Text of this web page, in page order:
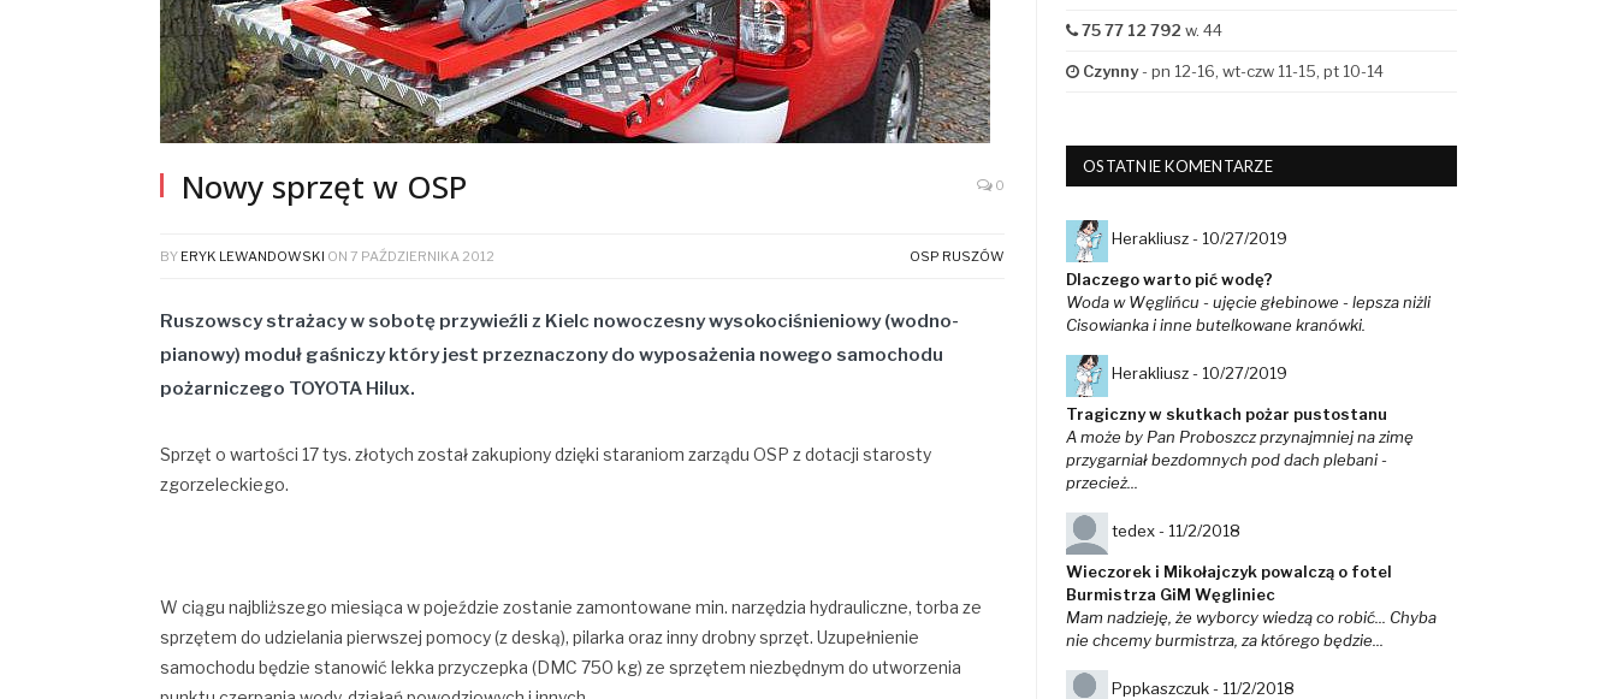
Nowy sprzęt w OSP 0
BY ERYK LEWANDOWSKI ON 7 PAŹDZIERNIKA 2012 OSP RUSZÓW
Ruszowscy strażacy w sobotę przywieźli z Kielc nowoczesny wysokociśnieniowy (wodno-
pianowy) moduł gaśniczy który jest przeznaczony do wyposażenia nowego samochodu
pożarniczego TOYOTA Hilux.
Sprzęt o wartości 17 tys. złotych został zakupiony dzięki staraniom zarządu OSP z dotacji starosty
zgorzeleckiego.
W ciągu najbliższego miesiąca w pojeździe zostanie zamontowane min. narzędzia hydrauliczne, torba ze
sprzętem do udzielania pierwszej pomocy (z deską), pilarka oraz inny drobny sprzęt. Uzupełnienie
samochodu będzie stanowić lekka przyczepka (DMC 750 kg) ze sprzętem niezbędnym do utworzenia
75 77 12 792 w. 44
Czynny- pn 12-16, wt-czw 11-15, pt 10-14
OSTATNIE KOMENTARZE
Herakliusz - 10/27/2019
Dlaczego warto pić wodę?
Woda w Węglińcu - ujęcie głebinowe - lepsza niżli
Cisowianka i inne butelkowane kranówki.
Herakliusz - 10/27/2019
Tragiczny w skutkach pożar pustostanu
A może by Pan Proboszcz przynajmniej na zimę
przygarniał bezdomnych pod dach plebani -
przecież...
tedex - 11/2/2018
Wieczorek i Mikołajczyk powalczą o fotel
Burmistrza GiM Węgliniec
Mam nadzieję, że wyborcy wiedzą co robić... Chyba
nie chcemy burmistrza, za którego będzie...
Pppkaszczuk - 11/2/2018